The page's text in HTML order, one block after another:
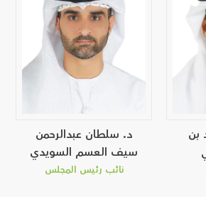
بن
د. سلطان عبدالرحمن
سيف العسم السويدي
نائب رئيس المجلس